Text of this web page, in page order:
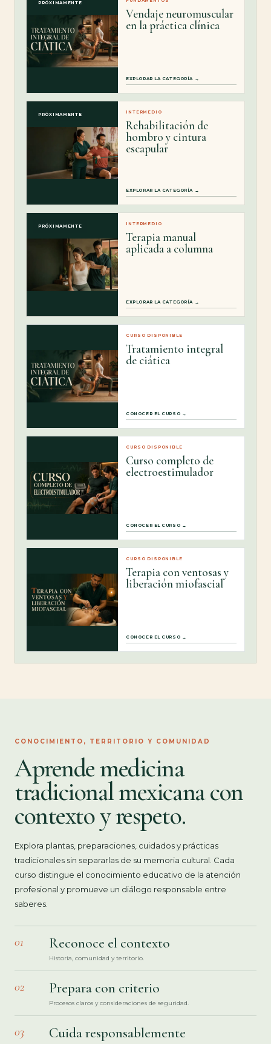
PRÓXIMAMENTE
Vendaje neuromuscular
en la práctica clínica
EXPLORAR LA CATEGORÍA →
PRÓXIMAMENTE INTERMEDIO
Rehabilitación de
hombro y cintura
escapular
EXPLORAR LA CATEGORÍA →
PRÓXIMAMENTE INTERMEDIO
Terapia manual
aplicada a columna
EXPLORAR LA CATEGORÍA →
CURSO DISPONIBLE
Tratamiento integral
de ciática
CONOCER EL CURSO →
CURSO DISPONIBLE
Curso completo de
electroestimulador
CONOCER EL CURSO →
CURSO DISPONIBLE
Terapia con ventosas y
liberación miofascial
CONOCER EL CURSO →
CONOCIMIENTO, TERRITORIO Y COMUNIDAD
Aprende medicina
tradicional mexicana con
contexto y respeto.
Explora plantas, preparaciones, cuidados y prácticas
tradicionales sin separarlas de su memoria cultural. Cada
curso distingue el conocimiento educativo de la atención
profesional y promueve un diálogo responsable entre
saberes.
01 Reconoce el contexto
Historia, comunidad y territorio.
02 Prepara con criterio
Procesos claros y consideraciones de seguridad.
03 Cuida responsablemente